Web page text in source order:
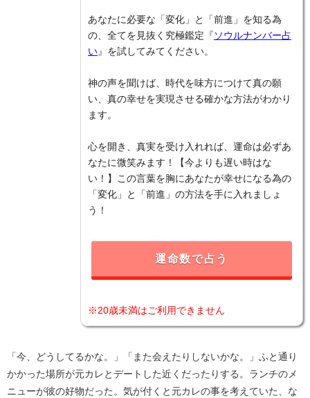
あなたに必要な「変化」と「前進」を知る為
の、全てを見抜く究極鑑定『 ソウルナンバー占
い 』を試してみてください。
神の声を聞けば、時代を味方につけて真の願
い、真の幸せを実現させる確かな方法がわかり
ます。
心を開き、真実を受け入れれば、運命は必ずあ
なたに微笑みます！【今よりも遅い時はな
い！】この言葉を胸にあなたが幸せになる為の
「変化」と「前進」の方法を手に入れましょ
う！
運命数で占う
※20歳未満はご利用できません
「今、どうしてるかな。」「また会えたりしないかな。」ふと通り
かかった場所が元カレとデートした近くだったりする。ランチのメ
ニューが彼の好物だった。気が付くと元カレの事を考えていた、な